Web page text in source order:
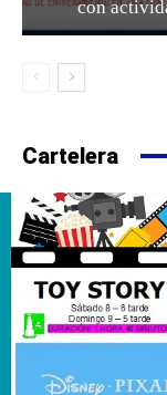
con
Cartelera